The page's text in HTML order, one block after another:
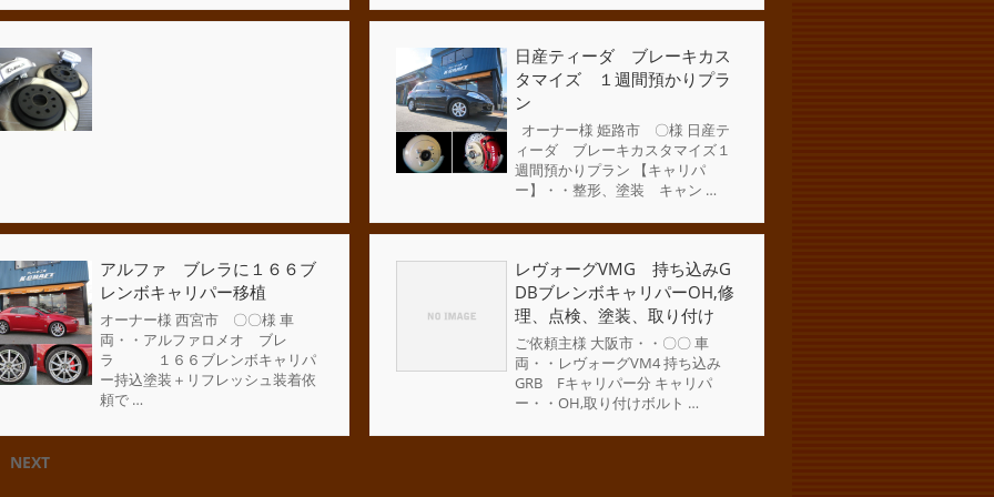
日産ティーダ ブレーキカス
タマイズ １週間預かりプラ
ン
オーナー様 姫路市 〇様 日産テ
ィーダ ブレーキカスタマイズ１
週間預かりプラン 【キャリパ
ー】・・整形、塗装 キャン …
アルファ ブレラに１６６ブ
レンボキャリパー移植
オーナー様 西宮市 〇〇様 車
両・・アルファロメオ ブレ
ラ １６６ブレンボキャリパ
ー持込塗装＋リフレッシュ装着依
頼で …
レヴォーグVMG 持ち込みG
DBブレンボキャリパーOH,修
理、点検、塗装、取り付け
ご依頼主様 大阪市・・〇〇 車
両・・レヴォーグVM4 持ち込み
GRB Fキャリパー分 キャリパ
ー・・OH,取り付けボルト …
NEXT